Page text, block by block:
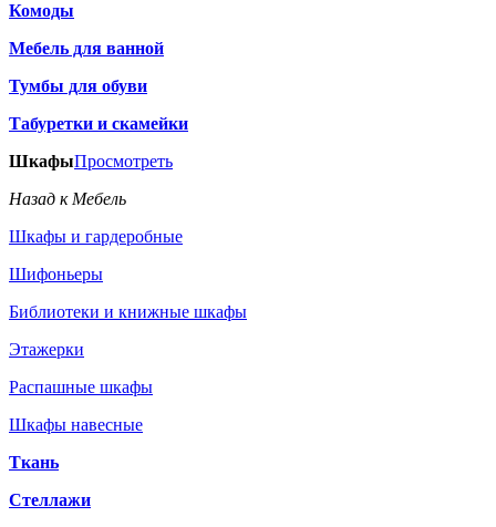
Комоды
Мебель для ванной
Тумбы для обуви
Табуретки и скамейки
ШкафыПросмотреть
Назад к Мебель
Шкафы и гардеробные
Шифоньеры
Библиотеки и книжные шкафы
Этажерки
Распашные шкафы
Шкафы навесные
Ткань
Стеллажи